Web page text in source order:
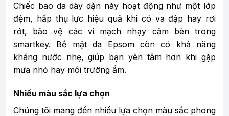
Chiếc bao da dày dặn này hoạt động như một lớp
đệm, hấp thụ lực hiệu quả khi có va đập hay rơi
rớt, bảo vệ các vi mạch nhạy cảm bên trong
smartkey. Bề mặt da Epsom còn có khả năng
kháng nước nhẹ, giúp bạn yên tâm hơn khi gặp
mưa nhỏ hay môi trường ẩm.
Nhiều màu sắc lựa chọn
Chúng tôi mang đến nhiều lựa chọn màu sắc phong